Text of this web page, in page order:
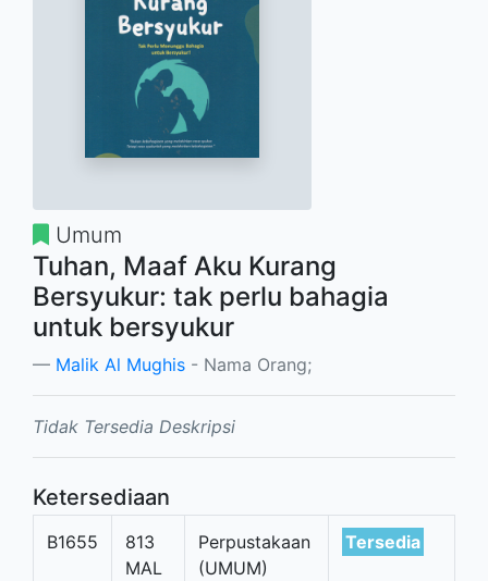
Umum
Tuhan, Maaf Aku Kurang
Bersyukur: tak perlu bahagia
untuk bersyukur
Malik Al Mughis - Nama Orang;
Tidak Tersedia Deskripsi
Ketersediaan
B1655
813
MAL
Perpustakaan
(UMUM)
Tersedia